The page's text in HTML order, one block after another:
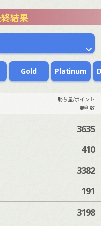
結果
Gold Platinum
勝ち星/ポイント
勝利数
3635
410
3382
191
3198